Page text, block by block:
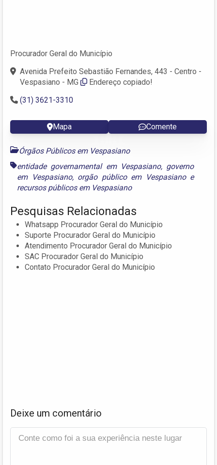
Procurador Geral do Município
Avenida Prefeito Sebastião Fernandes, 443 - Centro -
Vespasiano - MG
Endereço copiado!
(31) 3621-3310
Mapa Comente
Órgãos Públicos em Vespasiano
entidade governamental em Vespasiano, governo
em Vespasiano, orgão público em Vespasianoe
recursos públicos em Vespasiano
Pesquisas Relacionadas
Whatsapp Procurador Geral do Município
Suporte Procurador Geral do Município
Atendimento Procurador Geral do Município
SAC Procurador Geral do Município
Contato Procurador Geral do Município
Deixe um comentário